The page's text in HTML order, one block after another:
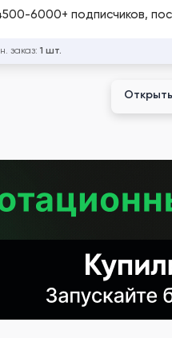
6000+ подписчиков,
заказ: 1 шт.